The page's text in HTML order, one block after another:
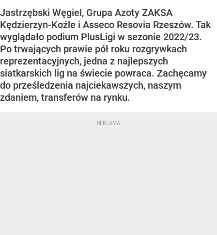
Jastrzębski Węgiel, Grupa Azoty ZAKSA
Kędzierzyn-Koźle i Asseco Resovia Rzeszów. Tak
wyglądało podium PlusLigi w sezonie 2022/23.
Po trwających prawie pół roku rozgrywkach
reprezentacyjnych, jedna z najlepszych
siatkarskich lig na świecie powraca. Zachęcamy
do prześledzenia najciekawszych, naszym
zdaniem, transferów na rynku.